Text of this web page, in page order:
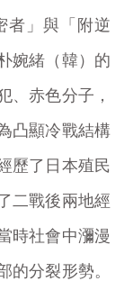
者」與「附逆
婉緒（韓）的
、赤色分子，
凸顯冷戰結構
歷了日本殖民
二戰後兩地經
時社會中瀰漫
的分裂形勢。